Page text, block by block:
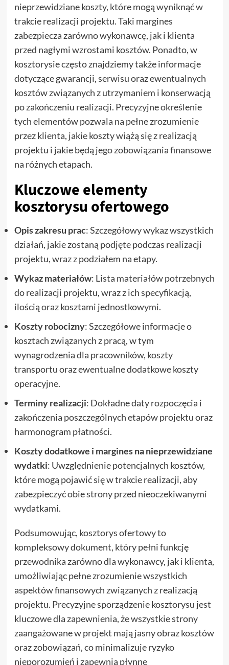
nieprzewidziane koszty, które mogą wyniknąć w
trakcie realizacji projektu. Taki margines
zabezpiecza zarówno wykonawcę, jak i klienta
przed nagłymi wzrostami kosztów. Ponadto, w
kosztorysie często znajdziemy także informacje
dotyczące gwarancji, serwisu oraz ewentualnych
kosztów związanych z utrzymaniem i konserwacją
po zakończeniu realizacji. Precyzyjne określenie
tych elementów pozwala na pełne zrozumienie
przez klienta, jakie koszty wiążą się z realizacją
projektu i jakie będą jego zobowiązania finansowe
na różnych etapach.
Kluczowe elementy
kosztorysu ofertowego
Opis zakresu prac: Szczegółowy wykaz wszystkich
działań, jakie zostaną podjęte podczas realizacji
projektu, wraz z podziałem na etapy.
Wykaz materiałów: Lista materiałów potrzebnych
do realizacji projektu, wraz z ich specyfikacją,
ilością oraz kosztami jednostkowymi.
Koszty robocizny: Szczegółowe informacje o
kosztach związanych z pracą, w tym
wynagrodzenia dla pracowników, koszty
transportu oraz ewentualne dodatkowe koszty
operacyjne.
Terminy realizacji: Dokładne daty rozpoczęcia i
zakończenia poszczególnych etapów projektu oraz
harmonogram płatności.
Koszty dodatkowe i margines na nieprzewidziane
wydatki: Uwzględnienie potencjalnych kosztów,
które mogą pojawić się w trakcie realizacji, aby
zabezpieczyć obie strony przed nieoczekiwanymi
wydatkami.
Podsumowując, kosztorys ofertowy to
kompleksowy dokument, który pełni funkcję
przewodnika zarówno dla wykonawcy, jak i klienta,
umożliwiając pełne zrozumienie wszystkich
aspektów finansowych związanych z realizacją
projektu. Precyzyjne sporządzenie kosztorysu jest
kluczowe dla zapewnienia, że wszystkie strony
zaangażowane w projekt mają jasny obraz kosztów
oraz zobowiązań, co minimalizuje ryzyko
nieporozumień i zapewnia płynne